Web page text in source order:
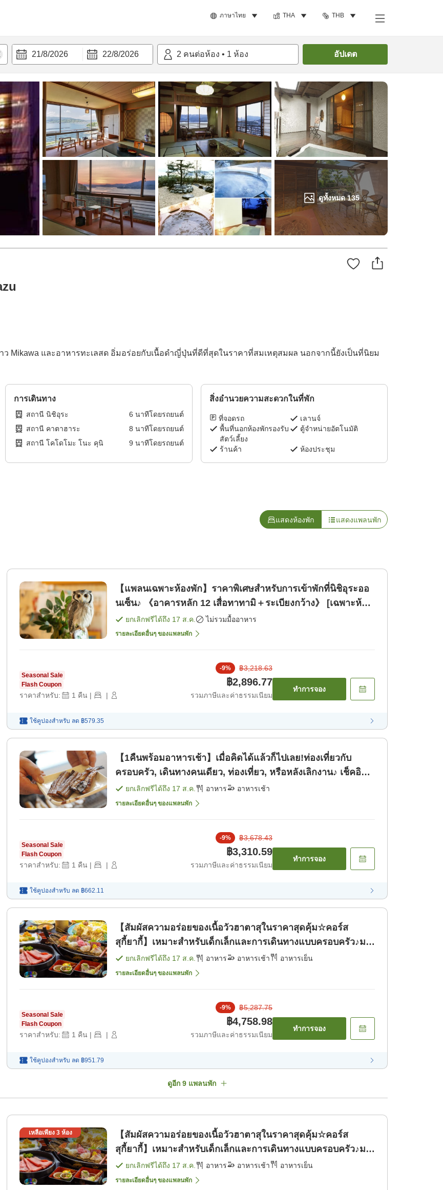
ภาษาไทย THA THB
21/8/2026 22/8/2026 2 คนต่อห้อง • 1 ห้อง อัปเดต
ดูทั้งหมด135
ค้นหาห้องพัก
Mikawa และอาหารทะเลสด อิ่มอร่อยกับเนื้อดำญี่ปุ่นที่ดีที่สุดในราคาที่สมเหตุสมผล นอกจากนี้ยังเป็นที่นิยม
การเดินทาง
สถานี นิชิอุระ 6 นาทีโดยรถยนต์
สถานี คาตาฮาระ
8 นาทีโดยรถยนต์
สถานี โคโดโมะ โนะ คุนิ
9 นาทีโดยรถยนต์
สิ่งอำนวยความสะดวกในที่พัก
ที่จอดรถ
เลานจ์
พื้นที่นอกห้องพักรองรับ
สัตว์เลี้ยง
ตู้จำหน่ายอัตโนมัติ
ร้านค้า ห้องประชุม
แสดงห้องพัก แสดงแพลนพัก
【แพลนเฉพาะห้องพัก】ราคาพิเศษสำหรับการเข้าพักที่นิชิอุระออ
นเซ็น♪ 《อาคารหลัก 12 เสื่อทาทามิ＋ระเบียงกว้าง》 [เฉพาะห้อง
พัก]ยกเลิกฟรีได้ถึง 17 ส.ค. ไม่รวมมื้ออาหาร
รายละเอียดอื่นๆ ของแพลนพัก
Seasonal Sale
Flash Coupon
ราคาสำหรับ: 1 คืน | |
-9% ฿3,218.63
฿2,896.77
รวมภาษีและค่าธรรมเนียม
ทำการจอง
ใช้คูปองสำหรับ ลด ฿579.35
【1คืนพร้อมอาหารเช้า】เมื่อคิดได้แล้วก็ไปเลย!ท่องเที่ยวกับ
ครอบครัว, เดินทางคนเดียว, ท่องเที่ยว, หรือหลังเลิกงาน♪ เช็คอิน
ได้ถึง 22:00 น.! [อาหารเช้า]
ยกเลิกฟรีได้ถึง 17 ส.ค. อาหาร อาหารเช้า
รายละเอียดอื่นๆ ของแพลนพัก
Seasonal Sale
Flash Coupon
ราคาสำหรับ: 1 คืน | |
-9% ฿3,678.43
฿3,310.59
รวมภาษีและค่าธรรมเนียม
ทำการจอง
ใช้คูปองสำหรับ ลด ฿662.11
【สัมผัสความอร่อยของเนื้อวัวฮาตาสุในราคาสุดคุ้ม☆คอร์ส
สุกี้ยากี้】เหมาะสำหรับเด็กเล็กและการเดินทางแบบครอบครัว♪มา
พร้อมเรือปลาสดจากท้องถิ่น! [อาหารเช้า] [อาหารเย็น]
ยกเลิกฟรีได้ถึง 17 ส.ค. อาหาร อาหารเช้า อาหารเย็น
รายละเอียดอื่นๆ ของแพลนพัก
Seasonal Sale
Flash Coupon
ราคาสำหรับ: 1 คืน | |
-9% ฿5,287.75
฿4,758.98
รวมภาษีและค่าธรรมเนียม
ทำการจอง
ใช้คูปองสำหรับ ลด ฿951.79
ดูอีก 9แพลนพัก
เหลือเพียง 3ห้อง
【สัมผัสความอร่อยของเนื้อวัวฮาตาสุในราคาสุดคุ้ม☆คอร์ส
สุกี้ยากี้】เหมาะสำหรับเด็กเล็กและการเดินทางแบบครอบครัว♪มา
พร้อมเรือปลาสดจากท้องถิ่น! [อาหารเช้า] [อาหารเย็น]
ยกเลิกฟรีได้ถึง 17 ส.ค. อาหาร อาหารเช้า อาหารเย็น
รายละเอียดอื่นๆ ของแพลนพัก